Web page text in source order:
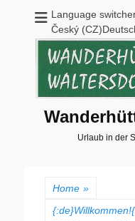
Language
Český
Urlaub in der
Home »